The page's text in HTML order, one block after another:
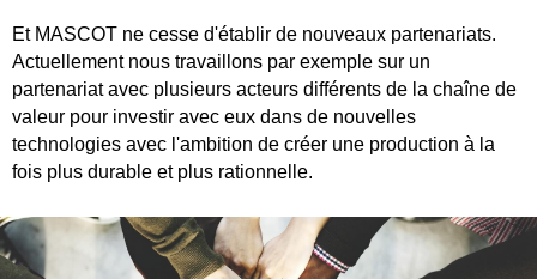
Et MASCOT ne cesse d'établir de nouveaux partenariats.
Actuellement nous travaillons par exemple sur un
partenariat avec plusieurs acteurs différents de la chaîne de
valeur pour investir avec eux dans de nouvelles
technologies avec l'ambition de créer une production à la
fois plus durable et plus rationnelle.